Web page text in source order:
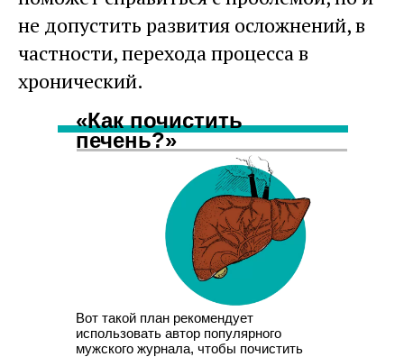
не допустить развития осложнений, в
частности, перехода процесса в
хронический.
Вот такой план рекомендует
использовать автор популярного
мужского журнала, чтобы почистить
«Как почистить
печень?»